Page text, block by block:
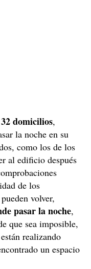
domicilios,
la noche en su
como los de los
al edificio después
de los
volver,
pasar la noche,
que sea imposible,
realizando
un espacio